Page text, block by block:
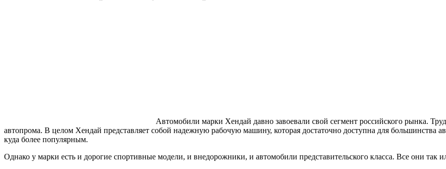
Автомобили марки Хендай давно завоевали свой сегмент российского рынка.
автопрома. В целом Хендай представляет собой надежную рабочую машину, которая достаточно доступна для большинства
куда более популярным.
Однако у марки есть и дорогие спортивные модели, и внедорожники, и автомобили представительского класса. Все они так